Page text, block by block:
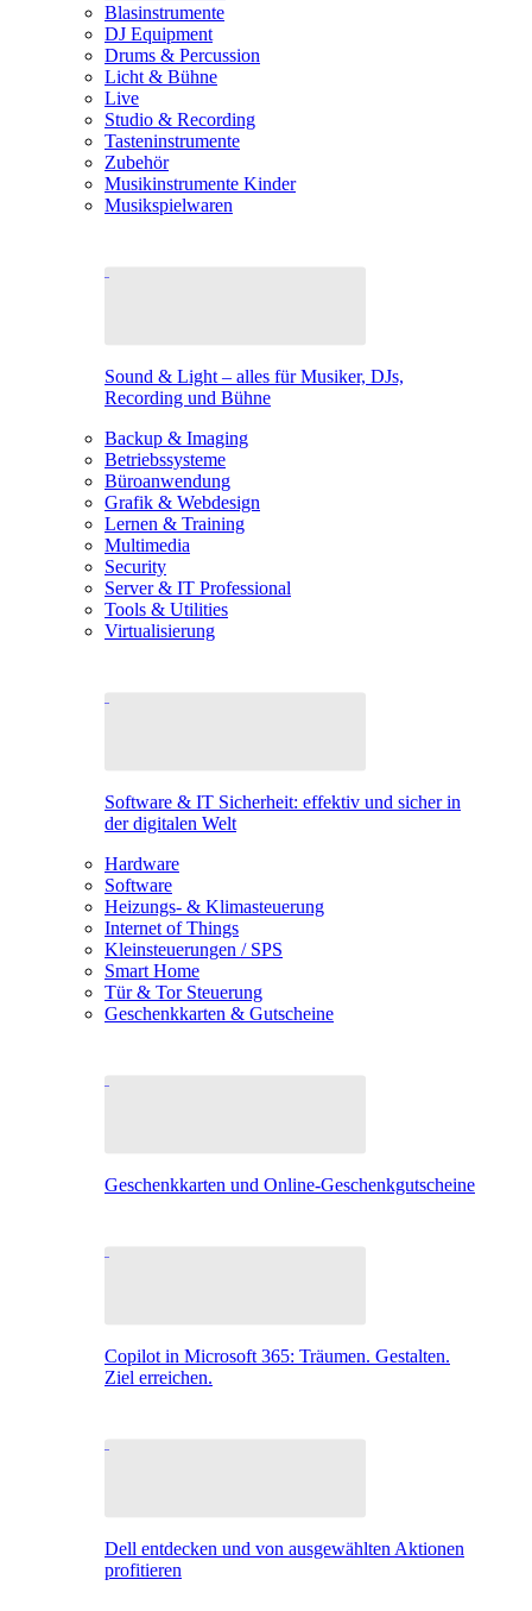
Blasinstrumente
DJ Equipment
Drums & Percussion
Licht & Bühne
Live
Studio & Recording
Tasteninstrumente
Zubehör
Musikinstrumente Kinder
Musikspielwaren
Sound & Light – alles für Musiker, DJs,
Recording und Bühne
Backup & Imaging
Betriebssysteme
Büroanwendung
Grafik & Webdesign
Lernen & Training
Multimedia
Security
Server & IT Professional
Tools & Utilities
Virtualisierung
Software & IT Sicherheit: effektiv und sicher in
der digitalen Welt
Hardware
Software
Heizungs- & Klimasteuerung
Internet of Things
Kleinsteuerungen / SPS
Smart Home
Tür & Tor Steuerung
Geschenkkarten & Gutscheine
Geschenkkarten und Online-Geschenkgutscheine
Copilot in Microsoft 365: Träumen. Gestalten.
Ziel erreichen.
Dell entdecken und von ausgewählten Aktionen
profitieren